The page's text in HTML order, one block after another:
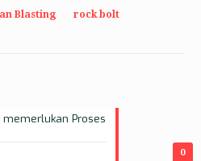
Blasting rock bolt
0
Proses